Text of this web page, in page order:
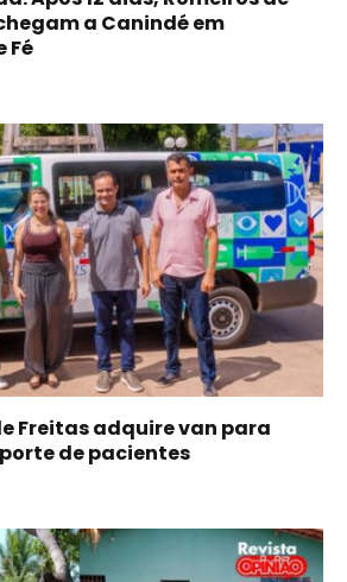
a Canindé em
Fé
Freitas adquire van para
de pacientes